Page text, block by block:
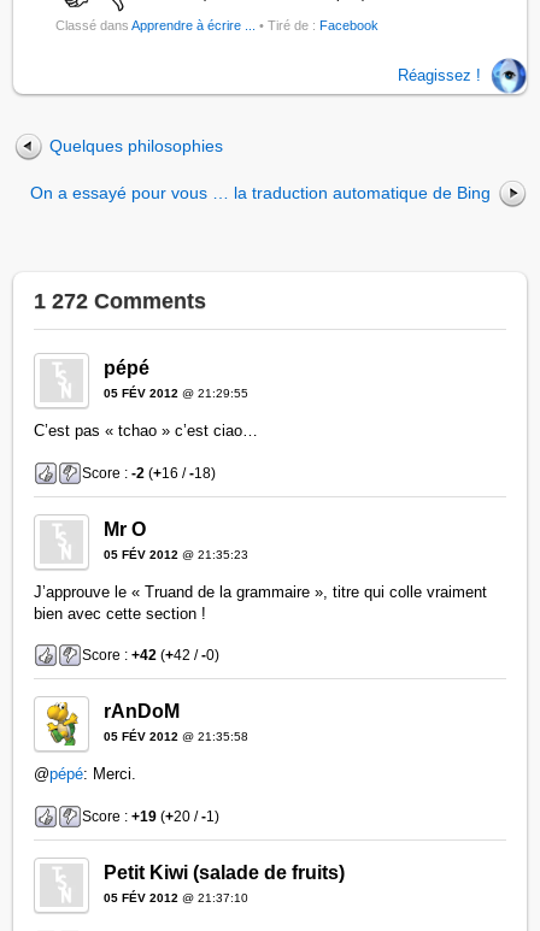
Classé dansApprendre à écrire ... • Tiré de :Facebook
Réagissez !
Quelques philosophies
On a essayé pour vous … la traduction automatique de Bing
1 272 Comments
pépé
05 FÉV 2012 @ 21:29:55
C’est pas « tchao » c’est ciao…
Score :-2 (+16 /-18)
Mr O
05 FÉV 2012 @ 21:35:23
J’approuve le « Truand de la grammaire », titre qui colle vraiment
bien avec cette section !
Score :+42 (+42 /-0)
rAnDoM
05 FÉV 2012 @ 21:35:58
@pépé: Merci.
Score :+19 (+20 /-1)
Petit Kiwi (salade de fruits)
05 FÉV 2012 @ 21:37:10